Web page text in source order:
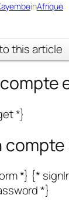
inAfrique
this article
*}
*} {*
*}